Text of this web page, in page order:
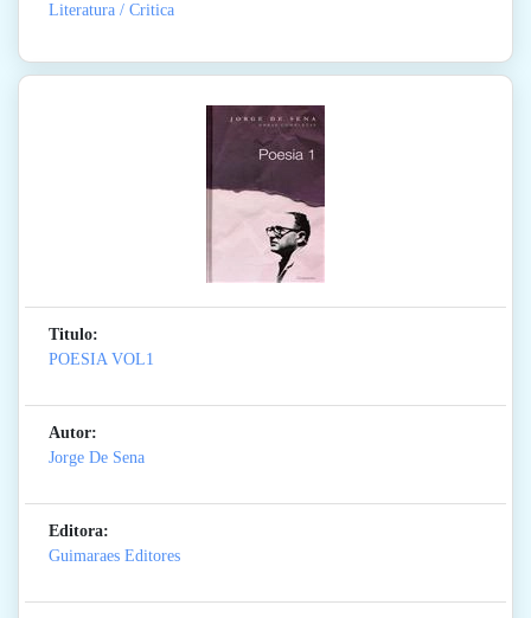
Literatura / Critica
Titulo:
POESIA VOL1
Autor:
Jorge De Sena
Editora:
Guimaraes Editores